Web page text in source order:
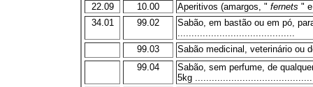
22.09
10.00 Aperitivos (amargos, " fernets "
34.01
99.02
Sabão, em bastão ou em pó,
99.03
Sabão medicinal, veterinário ou
99.04
Sabão, sem perfume, de
5kg